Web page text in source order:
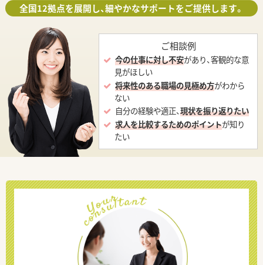
全国12拠点を展開し、細やかなサポートをご提供します。
ご相談例
今の仕事に対し不安があり、客観的な意
見がほしい
将来性のある職場の見極め方がわから
ない
自分の経験や適正、現状を振り返りたい
求人を比較するためのポイントが知り
たい